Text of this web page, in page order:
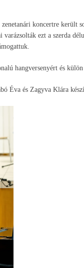
koncertre került
varázsolták ezt a szerda
hangversenyért és
Éva és Zagyva Klára